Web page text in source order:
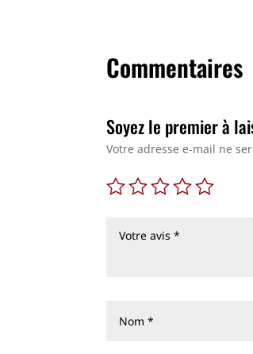
Commentaires
Soyez le premier à
Votre adresse e-mail ne